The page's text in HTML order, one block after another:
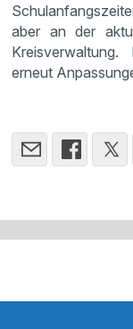
aber an der
erneut